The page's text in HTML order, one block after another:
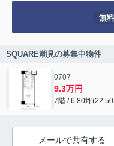
無料
SQUARE潮見の募集中物件
0707
9.3万円
7階 / 6.80坪
メールで共有する